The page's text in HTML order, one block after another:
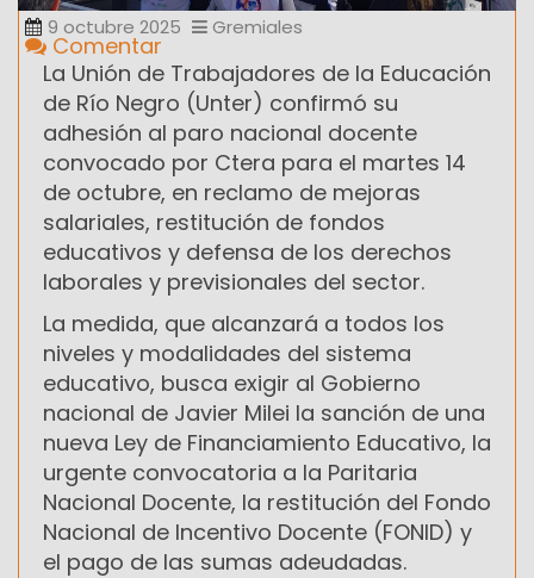
9 octubre 2025 Gremiales
Comentar
La Unión de Trabajadores de la Educación
de Río Negro (Unter) confirmó su
adhesión al paro nacional docente
convocado por Ctera para el martes 14
de octubre, en reclamo de mejoras
salariales, restitución de fondos
educativos y defensa de los derechos
laborales y previsionales del sector.
La medida, que alcanzará a todos los
niveles y modalidades del sistema
educativo, busca exigir al Gobierno
nacional de Javier Milei la sanción de una
nueva Ley de Financiamiento Educativo, la
urgente convocatoria a la Paritaria
Nacional Docente, la restitución del Fondo
Nacional de Incentivo Docente (FONID) y
el pago de las sumas adeudadas.